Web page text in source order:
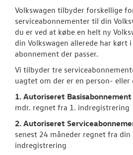
Volkswagen tilbyder forskellige
serviceabonnementer til din
du er ved at købe en helt ny
din Volkswagen allerede har kørt
abonnement der passer.
Vi tilbyder tre
uagtet om der er en person- eller
1. Autoriseret Basisabonnement
mdr. regnet fra 1. indregistrering
2. Autoriseret
senest 24 måneder regnet fra din
indregistrering